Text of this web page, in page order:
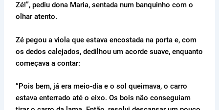
Zé!”, pediu dona Maria, sentada num banquinho com o
olhar atento.
Zé pegou a viola que estava encostada na porta e, com
os dedos calejados, dedilhou um acorde suave, enquanto
começava a contar:
“Pois bem, já era meio-dia e o sol queimava, o carro
estava enterrado até o eixo. Os bois não conseguiam